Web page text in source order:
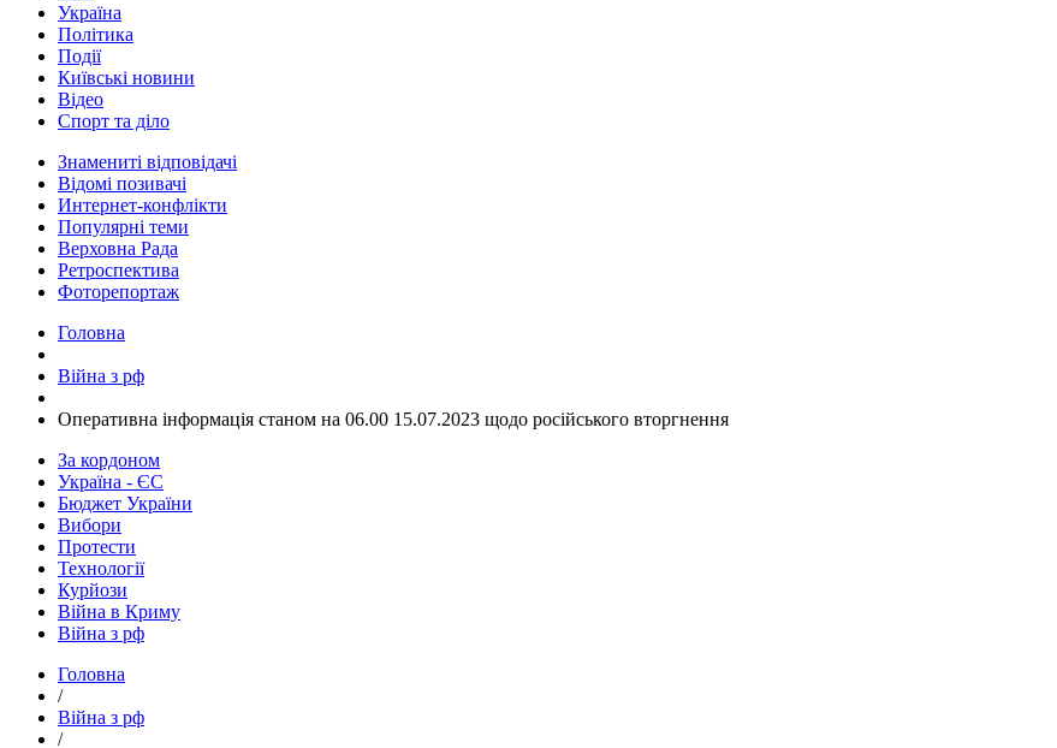
Україна
Політика
Події
Київські новини
Відео
Спорт та діло
Знамениті відповідачі
Відомі позивачі
Интернет-конфлікти
Популярні теми
Верховна Рада
Ретроспектива
Фоторепортаж
Головна
Війна з рф
​Оперативна інформація станом на 06.00 15.07.2023 щодо російського вторгнення
За кордоном
Україна - ЄС
Бюджет України
Вибори
Протести
Технології
Курйози
Війна в Криму
Війна з рф
Головна
/
Війна з рф
/